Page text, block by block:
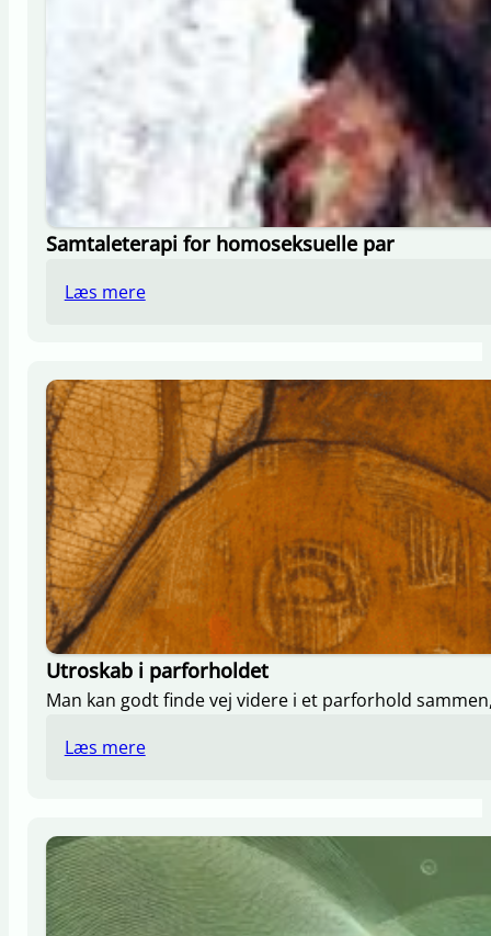
Samtaleterapi for homoseksuelle par
Læs mere
Utroskab i parforholdet
Man kan godt finde vej videre i et parforhold
Læs mere